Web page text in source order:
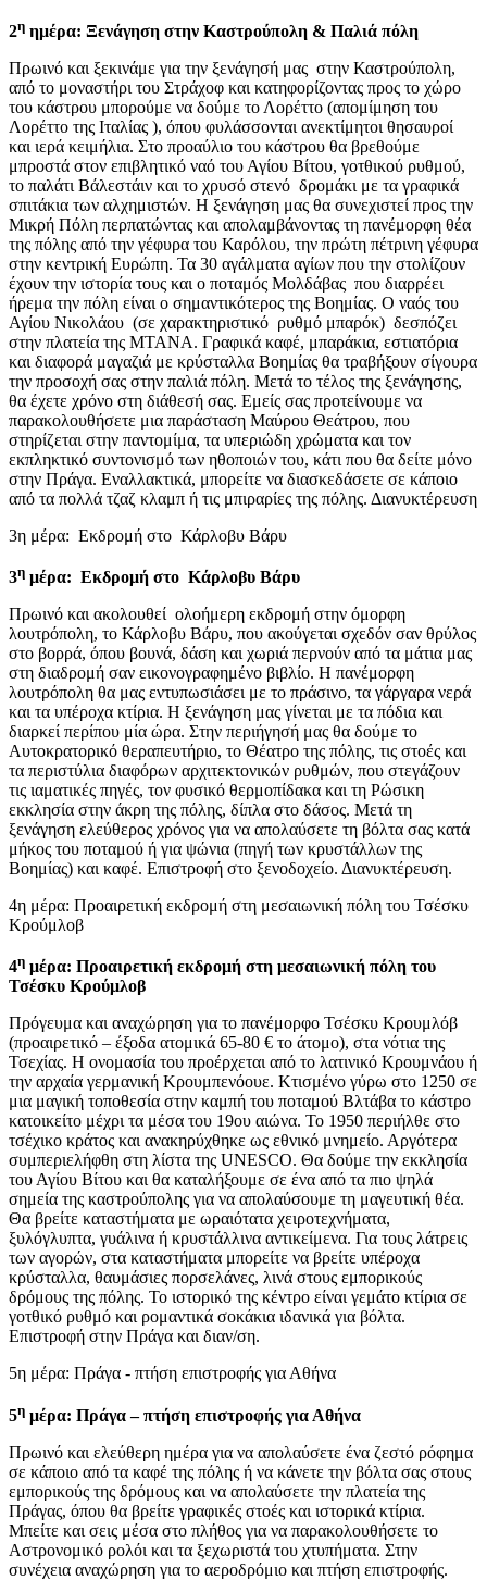
2η ημέρα: Ξενάγηση στην Καστρούπολη & Παλιά πόλη
Πρωινό και ξεκινάμε για την ξενάγησή μας στην Καστρούπολη,
από το μοναστήρι του Στράχοφ και κατηφορίζοντας προς το χώρο
του κάστρου μπορούμε να δούμε το Λορέττο (απομίμηση του
Λορέττο της Ιταλίας ), όπου φυλάσσονται ανεκτίμητοι θησαυροί
και ιερά κειμήλια. Στο προαύλιο του κάστρου θα βρεθούμε
μπροστά στον επιβλητικό ναό του Αγίου Βίτου, γοτθικού ρυθμού,
το παλάτι Βάλεστάιν και το χρυσό στενό δρομάκι με τα γραφικά
σπιτάκια των αλχημιστών. Η ξενάγηση μας θα συνεχιστεί προς την
Μικρή Πόλη περπατώντας και απολαμβάνοντας τη πανέμορφη θέα
της πόλης από την γέφυρα του Καρόλου, την πρώτη πέτρινη γέφυρα
στην κεντρική Ευρώπη. Τα 30 αγάλματα αγίων που την στολίζουν
έχουν την ιστορία τους και ο ποταμός Μολδάβας που διαρρέει
ήρεμα την πόλη είναι ο σημαντικότερος της Βοημίας. Ο ναός του
Αγίου Νικολάου (σε χαρακτηριστικό ρυθμό μπαρόκ) δεσπόζει
στην πλατεία της MTANA. Γραφικά καφέ, μπαράκια, εστιατόρια
και διαφορά μαγαζιά με κρύσταλλα Βοημίας θα τραβήξουν σίγουρα
την προσοχή σας στην παλιά πόλη. Μετά το τέλος της ξενάγησης,
θα έχετε χρόνο στη διάθεσή σας. Εμείς σας προτείνουμε να
παρακολουθήσετε μια παράσταση Μαύρου Θεάτρου, που
στηρίζεται στην παντομίμα, τα υπεριώδη χρώματα και τον
εκπληκτικό συντονισμό των ηθοποιών του, κάτι που θα δείτε μόνο
στην Πράγα. Εναλλακτικά, μπορείτε να διασκεδάσετε σε κάποιο
από τα πολλά τζαζ κλαμπ ή τις μπιραρίες της πόλης. Διανυκτέρευση
3η μέρα: Εκδρομή στο Κάρλοβυ Βάρυ
3η μέρα: Εκδρομή στο Κάρλοβυ Βάρυ
Πρωινό και ακολουθεί ολοήμερη εκδρομή στην όμορφη
λουτρόπολη, το Κάρλοβυ Βάρυ, που ακούγεται σχεδόν σαν θρύλος
στο βορρά, όπου βουνά, δάση και χωριά περνούν από τα μάτια μας
στη διαδρομή σαν εικονογραφημένο βιβλίο. Η πανέμορφη
λουτρόπολη θα μας εντυπωσιάσει με το πράσινο, τα γάργαρα νερά
και τα υπέροχα κτίρια. Η ξενάγηση μας γίνεται με τα πόδια και
διαρκεί περίπου μία ώρα. Στην περιήγησή μας θα δούμε το
Αυτοκρατορικό θεραπευτήριο, το Θέατρο της πόλης, τις στοές και
τα περιστύλια διαφόρων αρχιτεκτονικών ρυθμών, που στεγάζουν
τις ιαματικές πηγές, τον φυσικό θερμοπίδακα και τη Ρώσικη
εκκλησία στην άκρη της πόλης, δίπλα στο δάσος. Μετά τη
ξενάγηση ελεύθερος χρόνος για να απολαύσετε τη βόλτα σας κατά
μήκος του ποταμού ή για ψώνια (πηγή των κρυστάλλων της
Βοημίας) και καφέ. Επιστροφή στο ξενοδοχείο. Διανυκτέρευση.
4η μέρα: Προαιρετική εκδρομή στη μεσαιωνική πόλη του Τσέσκυ
Κρούμλοβ
4η μέρα: Προαιρετική εκδρομή στη μεσαιωνική πόλη του
Τσέσκυ Κρούμλοβ
Πρόγευμα και αναχώρηση για το πανέμορφο Τσέσκυ Κρουμλόβ
(προαιρετικό – έξοδα ατομικά 65-80 € το άτομο), στα νότια της
Τσεχίας. Η ονομασία του προέρχεται από το λατινικό Κρουμνάου ή
την αρχαία γερμανική Κρουμπενόουε. Κτισμένο γύρω στο 1250 σε
μια μαγική τοποθεσία στην καμπή του ποταμού Βλτάβα το κάστρο
κατοικείτο μέχρι τα μέσα του 19ου αιώνα. Το 1950 περιήλθε στο
τσέχικο κράτος και ανακηρύχθηκε ως εθνικό μνημείο. Αργότερα
συμπεριελήφθη στη λίστα της UNESCO. Θα δούμε την εκκλησία
του Αγίου Βίτου και θα καταλήξουμε σε ένα από τα πιο ψηλά
σημεία της καστρούπολης για να απολαύσουμε τη μαγευτική θέα.
Θα βρείτε καταστήματα με ωραιότατα χειροτεχνήματα,
ξυλόγλυπτα, γυάλινα ή κρυστάλλινα αντικείμενα. Για τους λάτρεις
των αγορών, στα καταστήματα μπορείτε να βρείτε υπέροχα
κρύσταλλα, θαυμάσιες πορσελάνες, λινά στους εμπορικούς
δρόμους της πόλης. Το ιστορικό της κέντρο είναι γεμάτο κτίρια σε
γοτθικό ρυθμό και ρομαντικά σοκάκια ιδανικά για βόλτα.
Επιστροφή στην Πράγα και διαν/ση.
5η μέρα: Πράγα - πτήση επιστροφής για Αθήνα
5η μέρα: Πράγα – πτήση επιστροφής για Αθήνα
Πρωινό και ελεύθερη ημέρα για να απολαύσετε ένα ζεστό ρόφημα
σε κάποιο από τα καφέ της πόλης ή να κάνετε την βόλτα σας στους
εμπορικούς της δρόμους και να απολαύσετε την πλατεία της
Πράγας, όπου θα βρείτε γραφικές στοές και ιστορικά κτίρια.
Μπείτε και σεις μέσα στο πλήθος για να παρακολουθήσετε το
Αστρονομικό ρολόι και τα ξεχωριστά του χτυπήματα. Στην
συνέχεια αναχώρηση για το αεροδρόμιο και πτήση επιστροφής.